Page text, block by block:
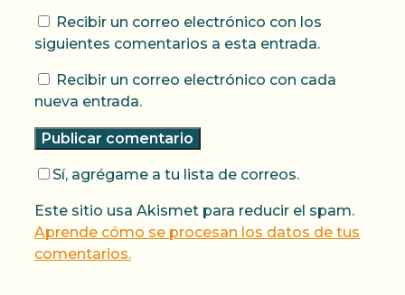
Recibir un correo electrónico con los
siguientes comentarios a esta entrada.
Recibir un correo electrónico con cada
nueva entrada.
Sí, agrégame a tu lista de correos.
Este sitio usa Akismet para reducir el spam.
Aprende cómo se procesan los datos de tus
comentarios.